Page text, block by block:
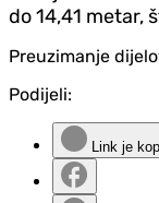
do 14,41 metar,
Preuzimanje
Podijeli:
Link je